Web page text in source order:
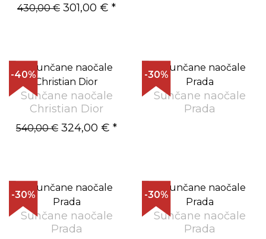
430,00 € 301,00 € *
-40%
Sunčane naočale
Christian Dior
540,00 € 324,00 € *
-30%
Sunčane naočale
Prada
-30%
Sunčane naočale
Prada
-30%
Sunčane naočale
Prada